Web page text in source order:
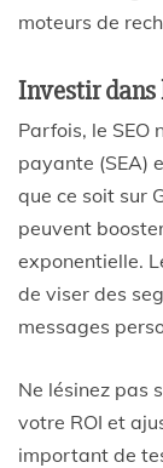
moteurs de
Investir dans
Parfois, le SEO
payante (SEA)
que ce soit sur
peuvent
exponentielle.
de viser des
messages
Ne lésinez pas
votre ROI et
important de